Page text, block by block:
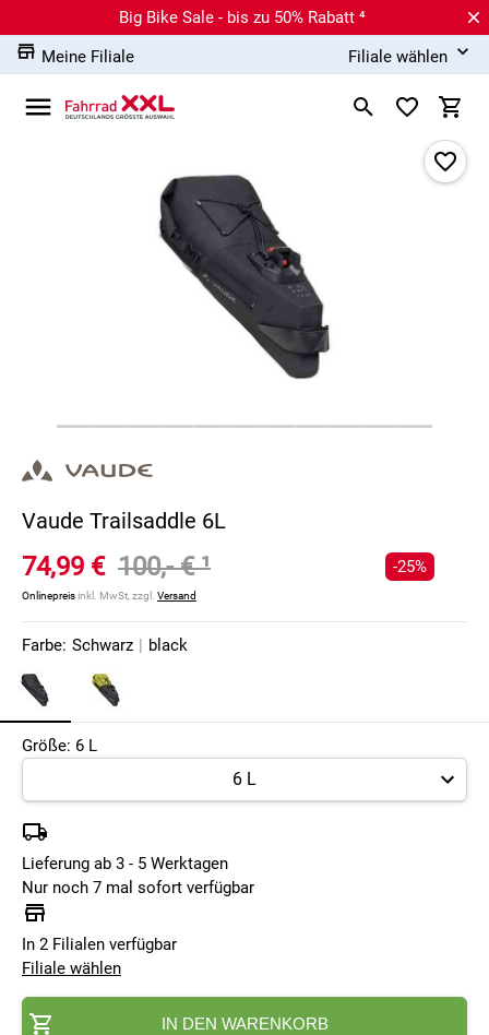
Big Bike Sale - bis zu 50% Rabatt ⁴
Meine Filiale
Filiale wählen
Vaude Trailsaddle 6L
74,99 € 100,- €¹
Onlinepreisinkl. MwSt, zzgl. Versand
-25%
Farbe: Schwarz | black
Größe: 6 L
Lieferung ab 3 - 5 Werktagen
Nur noch 7 mal sofort verfügbar
In 2 Filialen verfügbar
Filiale wählen
IN DEN WARENKORB